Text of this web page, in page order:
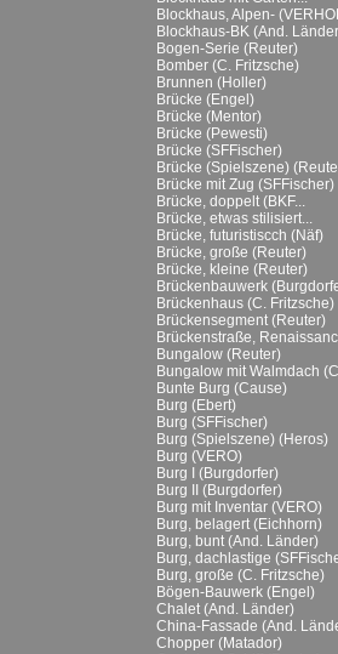
Blockhaus, Alpen-
Blockhaus-BK (And.
Bogen-Serie (Reuter)
Bomber (C. Fritzsche)
Brunnen (Holler)
Brücke (Engel)
Brücke (Mentor)
Brücke (Pewesti)
Brücke (SFFischer)
Brücke (Spielszene)
Brücke mit Zug (SFFischer)
Brücke, doppelt (BKF...
Brücke, etwas stilisiert...
Brücke, futuristiscch (Näf)
Brücke, große (Reuter)
Brücke, kleine (Reuter)
Brückenbauwerk
Brückenhaus (C. Fritzsche)
Brückensegment (Reuter)
Brückenstraße,
Bungalow (Reuter)
Bungalow mit Walmdach
Bunte Burg (Cause)
Burg (Ebert)
Burg (SFFischer)
Burg (Spielszene) (Heros)
Burg (VERO)
Burg I (Burgdorfer)
Burg II (Burgdorfer)
Burg mit Inventar (VERO)
Burg, belagert (Eichhorn)
Burg, bunt (And. Länder)
Burg, dachlastige
Burg, große (C. Fritzsche)
Bögen-Bauwerk (Engel)
Chalet (And. Länder)
China-Fassade (And.
Chopper (Matador)